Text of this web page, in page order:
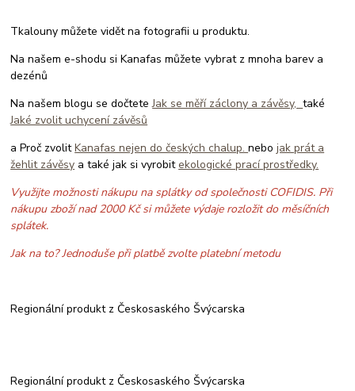
Tkalouny můžete vidět na fotografii u produktu.
Na našem e-shodu si Kanafas můžete vybrat z mnoha barev a
dezénů
Na našem blogu se dočteteJak se měří záclony a závěsy,také
Jaké zvolit uchycení závěsů
a Proč zvolitKanafas nejen do českých chalup.nebojak prát a
žehlit závěsy a také jak si vyrobitekologické prací prostředky.
Využijte možnosti nákupu na splátky od společnosti COFIDIS. Při
nákupu zboží nad 2000 Kč si můžete výdaje rozložit do měsíčních
splátek.
Jak na to? Jednoduše při platbě zvolte platební metodu
Regionální produkt z Českosaského Švýcarska
Regionální produkt z Českosaského Švýcarska